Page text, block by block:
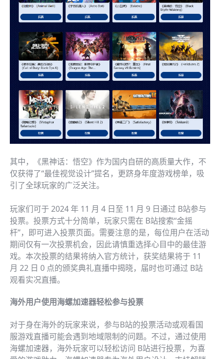
其中，《黑神话：悟空》作为国内自研的高质量大作，不
仅获得了“最佳视觉设计”提名，更跻身年度游戏榜单，吸
引了全球玩家的广泛关注。
玩家们可于 2024 年 11 月 4 日至 11 月 9 日通过 B站参与
投票。投票方式十分简单，玩家只需在 B站搜索“金摇
杆”，即可进入投票页面。需要注意的是，每位用户在活动
期间仅有一次投票机会，因此请慎重选择心目中的最佳游
戏。本次投票的结果将纳入官方统计，获奖结果将于 11
月 22 日 0 点的颁奖典礼直播中揭晓，届时也可通过 B站
观看实况直播。
海外用户使用海螺加速器轻松参与投票
对于身在海外的玩家来说，参与B站的投票活动或观看国
服游戏直播可能会遇到地域限制的问题。不过，通过使用
海螺加速器，海外玩家可以轻松访问 B站进行投票，为喜